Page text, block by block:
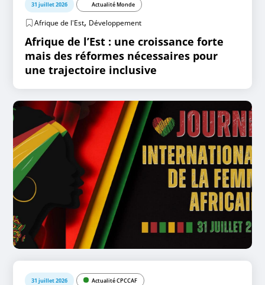
31 juillet 2026 Actualité Monde
Afrique de l'Est, Développement
Afrique de l’Est : une croissance forte
mais des réformes nécessaires pour
une trajectoire inclusive
31 juillet 2026 Actualité CPCCAF